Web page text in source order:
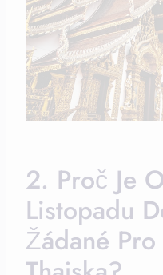
2. Proč Je
Listopadu
Žádané